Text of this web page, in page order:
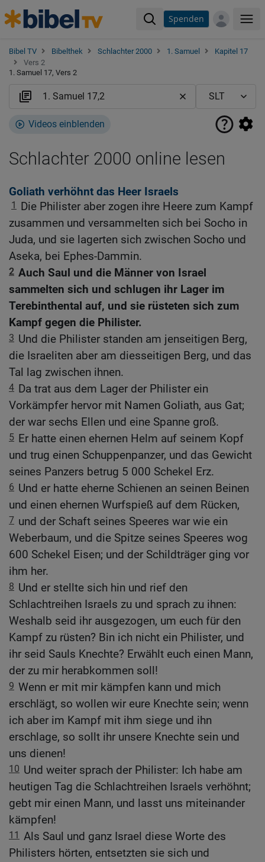
Spenden
Bibel TV Bibelthek Schlachter 2000 1. Samuel
Kapitel 17
Vers 2
1. Samuel 17, Vers 2
Videos einblenden
Schlachter 2000 online lesen
Goliath verhöhnt das Heer Israels
1
Die Philister aber zogen ihre Heere zum Kampf
zusammen und versammelten sich bei Socho in
Juda, und sie lagerten sich zwischen Socho und
Aseka, bei Ephes-Dammin.
2 Auch Saul und die Männer von Israel
sammelten sich und schlugen ihr Lager im
Terebinthental auf, und sie rüsteten sich zum
Kampf gegen die Philister.
3 Und die Philister standen am jenseitigen Berg,
die Israeliten aber am diesseitigen Berg, und das
Tal lag zwischen ihnen.
4 Da trat aus dem Lager der Philister ein
Vorkämpfer hervor mit Namen Goliath, aus Gat;
der war sechs Ellen und eine Spanne groß.
5 Er hatte einen ehernen Helm auf seinem Kopf
und trug einen Schuppenpanzer, und das Gewicht
seines Panzers betrug 5 000 Schekel Erz.
6 Und er hatte eherne Schienen an seinen Beinen
und einen ehernen Wurfspieß auf dem Rücken,
7 und der Schaft seines Speeres war wie ein
Weberbaum, und die Spitze seines Speeres wog
600 Schekel Eisen; und der Schildträger ging vor
ihm her.
8 Und er stellte sich hin und rief den
Schlachtreihen Israels zu und sprach zu ihnen:
Weshalb seid ihr ausgezogen, um euch für den
Kampf zu rüsten? Bin ich nicht ein Philister, und
ihr seid Sauls Knechte? Erwählt euch einen Mann,
der zu mir herabkommen soll!
9 Wenn er mit mir kämpfen kann und mich
erschlägt, so wollen wir eure Knechte sein; wenn
ich aber im Kampf mit ihm siege und ihn
erschlage, so sollt ihr unsere Knechte sein und
uns dienen!
10 Und weiter sprach der Philister: Ich habe am
heutigen Tag die Schlachtreihen Israels verhöhnt;
gebt mir einen Mann, und lasst uns miteinander
kämpfen!
11 Als Saul und ganz Israel diese Worte des
Philisters hörten, entsetzten sie sich und